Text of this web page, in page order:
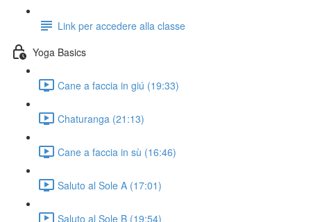
Link per accedere alla classe
Yoga Basics
Cane a faccia in giú (19:33)
Chaturanga (21:13)
Cane a faccia in sù (16:46)
Saluto al Sole A (17:01)
Saluto al Sole B (19:54)